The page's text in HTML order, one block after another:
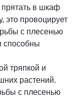
прятать в шкаф
это провоцирует
с плесенью
способны
тряпкой и
растений.